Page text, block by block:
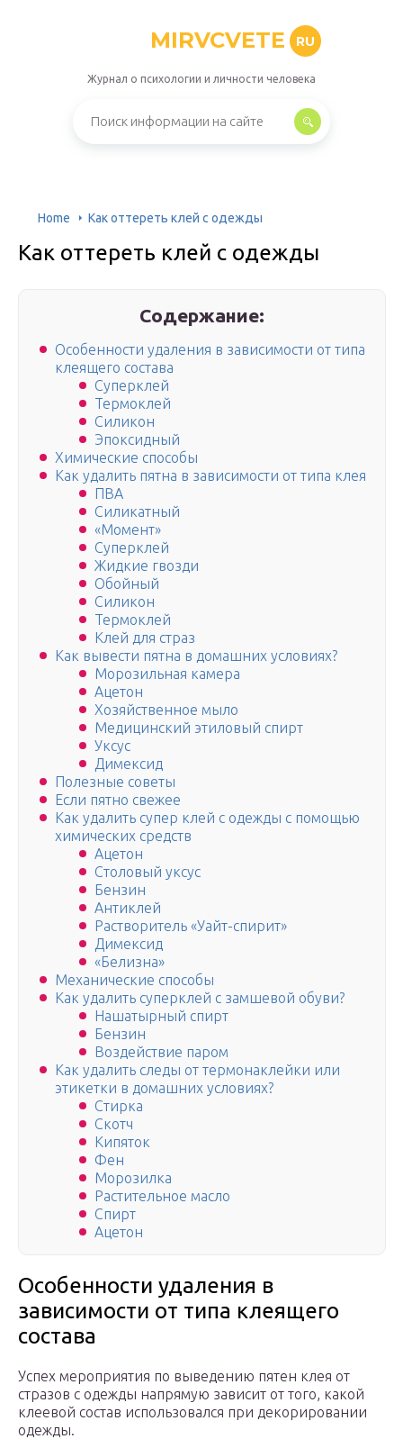
MIRVCVETE RU
Журнал о психологии и личности человека
Home Как оттереть клей с одежды
Как оттереть клей с одежды
Содержание:
Особенности удаления в зависимости от типа
клеящего состава
Суперклей
Термоклей
Силикон
Эпоксидный
Химические способы
Как удалить пятна в зависимости от типа клея
ПВА
Силикатный
«Момент»
Суперклей
Жидкие гвозди
Обойный
Силикон
Термоклей
Клей для страз
Как вывести пятна в домашних условиях?
Морозильная камера
Ацетон
Хозяйственное мыло
Медицинский этиловый спирт
Уксус
Димексид
Полезные советы
Если пятно свежее
Как удалить супер клей с одежды с помощью
химических средств
Ацетон
Столовый уксус
Бензин
Антиклей
Растворитель «Уайт-спирит»
Димексид
«Белизна»
Механические способы
Как удалить суперклей с замшевой обуви?
Нашатырный спирт
Бензин
Воздействие паром
Как удалить следы от термонаклейки или
этикетки в домашних условиях?
Стирка
Скотч
Кипяток
Фен
Морозилка
Растительное масло
Спирт
Ацетон
Особенности удаления в
зависимости от типа клеящего
состава
Успех мероприятия по выведению пятен клея от
стразов с одежды напрямую зависит от того, какой
клеевой состав использовался при декорировании
одежды.